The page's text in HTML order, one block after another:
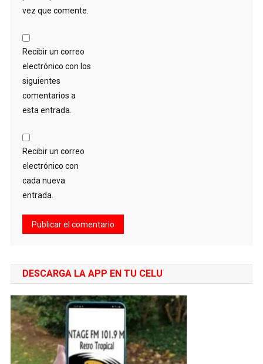
vez que comente.
Recibir un correo
electrónico con los
siguientes
comentarios a
esta entrada.
Recibir un correo
electrónico con
cada nueva
entrada.
DESCARGA LA APP EN TU CELU